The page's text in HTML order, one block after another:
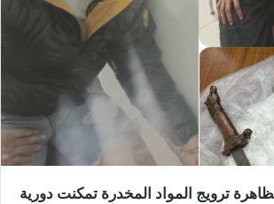
ترويج المواد المخدرة تمكنت دورية